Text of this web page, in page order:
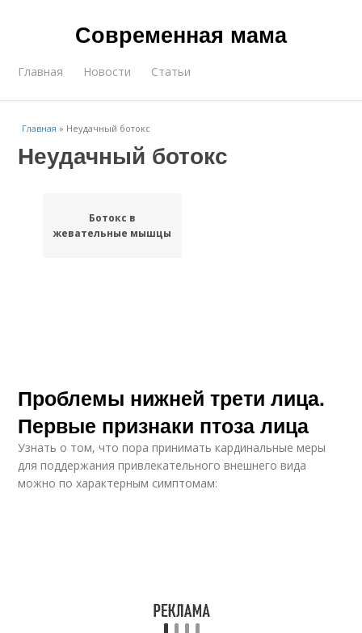
Современная мама
Главная Новости Статьи
Главная » Неудачный ботокс
Неудачный ботокс
Ботокс в
жевательные мышцы
Проблемы нижней трети лица.
Первые признаки птоза лица
Узнать о том, что пора принимать кардинальные меры
для поддержания привлекательного внешнего вида
можно по характерным симптомам: